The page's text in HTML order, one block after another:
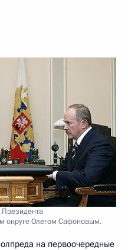
округе Олегом Сафоновым.
на первоочередные